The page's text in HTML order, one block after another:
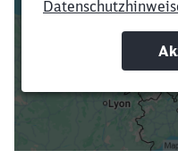
oder